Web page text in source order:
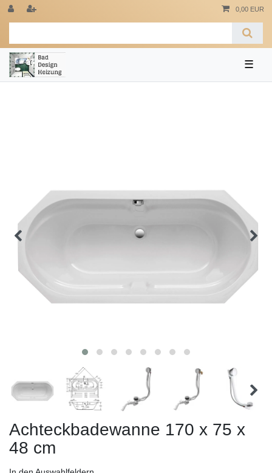
0,00 EUR
☰
Achteckbadewanne 170 x 75 x
48 cm